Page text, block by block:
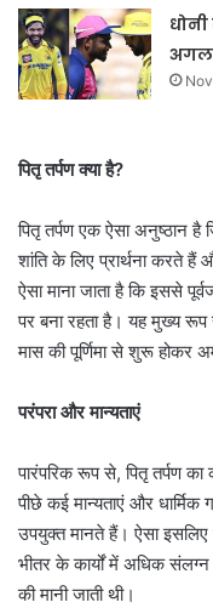
पितृ तर्पण क्या है?
पितृ तर्पण एक ऐसा अनुष्ठान है
शांति के लिए प्रार्थना करते
ऐसा माना जाता है कि इससे
पर बना रहता है। यह मुख्य रूप
मास की पूर्णिमा से शुरू होकर
परंपरा और मान्यताएं
पारंपरिक रूप से, पितृ तर्पण
पीछे कई मान्यताएं और
उपयुक्त मानते हैं। ऐसा
भीतर के कार्यों में अधिक संलग्न
की मानी जाती थी।